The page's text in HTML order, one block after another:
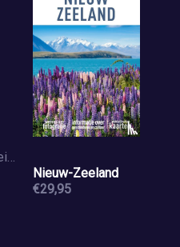
National Geographic Reisgids
Nieuw-Zeeland
€29,95